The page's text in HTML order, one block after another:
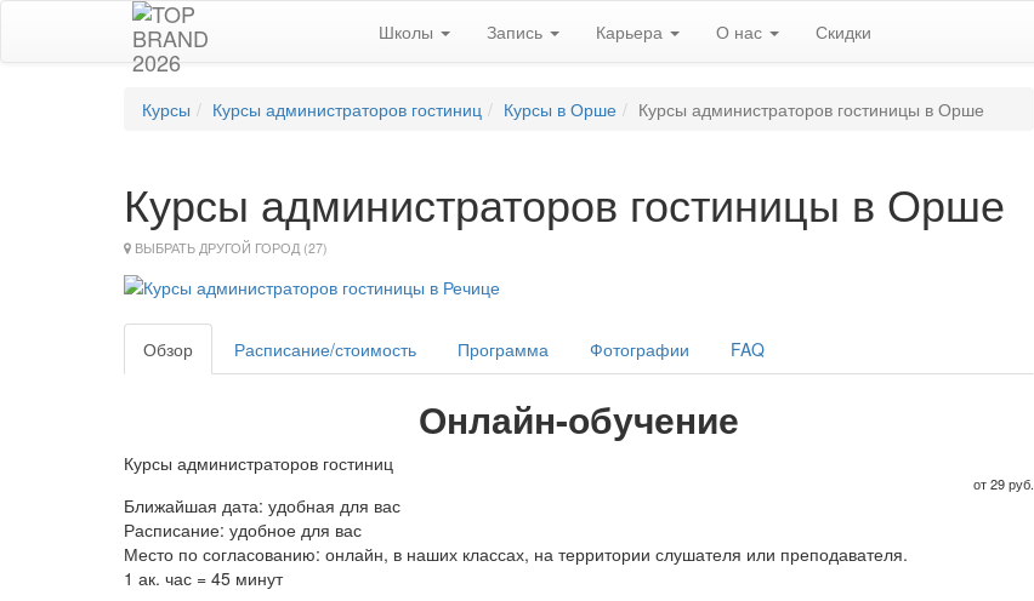
Школы Запись Карьера О нас Скидки
Курсы Курсы администраторов гостиниц Курсы в Орше Курсы администраторов гостиницы в Орше
Курсы администраторов гостиницы в Орше
ВЫБРАТЬ ДРУГОЙ ГОРОД (27)
Обзор Расписание/стоимость Программа Фотографии FAQ
Онлайн-обучение
Курсы администраторов гостиниц
от 29 руб.
Ближайшая дата: удобная для вас
Расписание: удобное для вас
Место по согласованию: онлайн, в наших классах, на территории слушателя или преподавателя.
1 ак. час = 45 минут